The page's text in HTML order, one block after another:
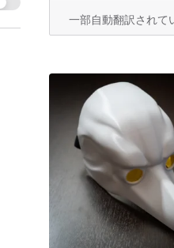
一部自動翻訳されて